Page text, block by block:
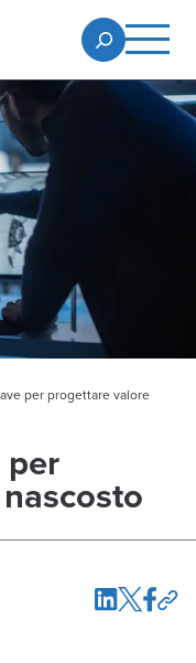
per progettare valore